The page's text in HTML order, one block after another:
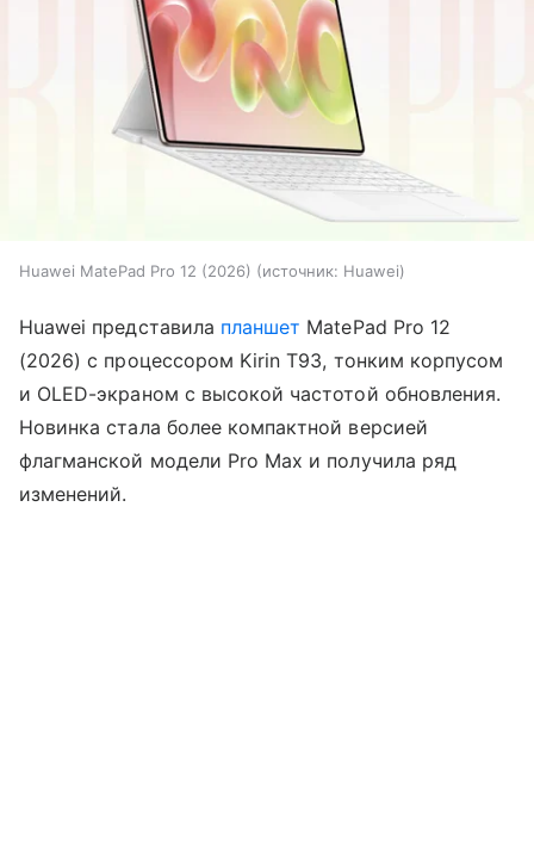
Huawei MatePad Pro 12 (2026) источник: Huawei
Huawei представила планшет MatePad Pro 12
(2026) с процессором Kirin T93, тонким корпусом
и OLED-экраном с высокой частотой обновления.
Новинка стала более компактной версией
флагманской модели Pro Max и получила ряд
изменений.